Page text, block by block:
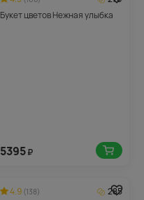
Букет цветов Нежная улыбка
5395₽
4.9 (138)
285